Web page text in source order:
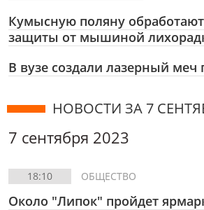
Кумысную поляну
защиты от мышиной
В вузе создали лазерный меч
НОВОСТИ ЗА 7
7 сентября 2023
18:10 ОБЩЕСТВО
Около "Липок" пройдет